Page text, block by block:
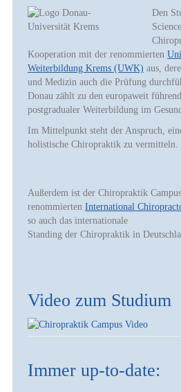
Den
Kooperation mit der renommierten
Weiterbildung Krems (UWK) aus,
und Medizin auch die Prüfung
Donau zählt zu den europaweit
postgradualer Weiterbildung im
Im Mittelpunkt steht der Anspruch,
holistische Chiropraktik zu vermitteln.
Außerdem ist der Chiropraktik
renommierten International Chiroprac
so auch das internationale
Standing der Chiropraktik in
Video zum Studium
Immer up-to-date: